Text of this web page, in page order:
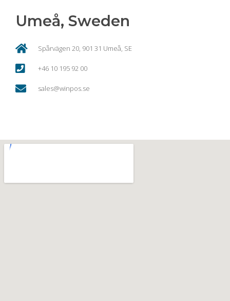
Umeå, Sweden
Spårvägen 20, 901 31 Umeå, SE
+46 10 195 92 00
sales@winpos.se